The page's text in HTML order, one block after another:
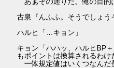
古泉『んふふ。そうでしょう
ハルヒ「…キョン」
キョン「ハハッ、ハルヒBP
もポイントは換算されるわけ
一体規定値はいくつなんだ